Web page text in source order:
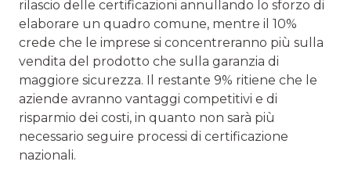
rilascio delle certificazioni annullando lo sforzo di
elaborare un quadro comune, mentre il 10%
crede che le imprese si concentreranno più sulla
vendita del prodotto che sulla garanzia di
maggiore sicurezza. Il restante 9% ritiene che le
aziende avranno vantaggi competitivi e di
risparmio dei costi, in quanto non sarà più
necessario seguire processi di certificazione
nazionali.